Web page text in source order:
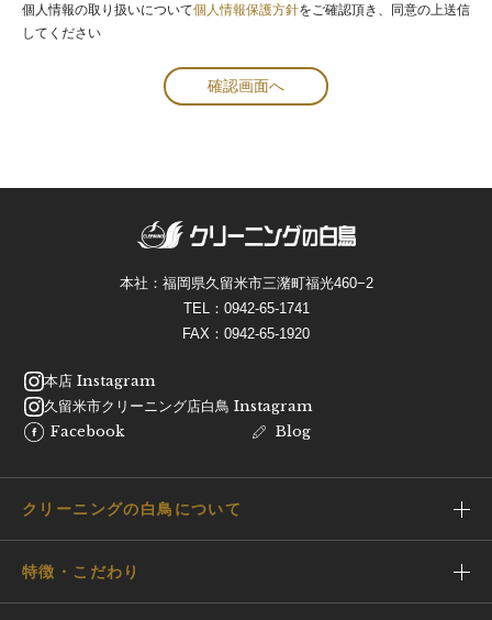
個人情報の取り扱いについて個人情報保護方針をご確認頂き、同意の上送信
してください
本社：福岡県久留米市三潴町福光460−2
TEL： 0942-65-1741
FAX：0942-65-1920
本店 Instagram
久留米市クリーニング店白鳥 Instagram
Facebook
Blog
クリーニングの白鳥について
特徴・こだわり